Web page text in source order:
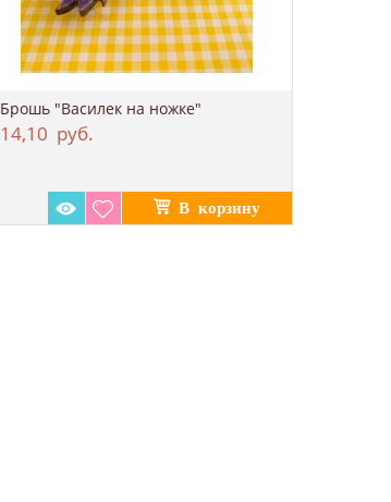
Брошь "Василек на ножке"
14,10 руб.